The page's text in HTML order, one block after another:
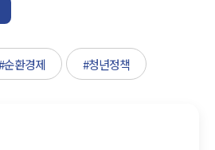
순환경제 #청년정책